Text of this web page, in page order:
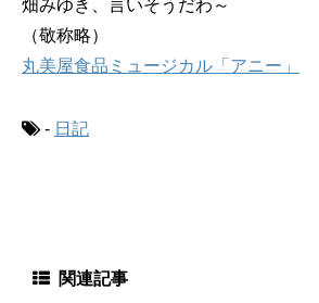
畑みゆき、言いそうだわ～
（敬称略）
丸美屋食品ミュージカル「アニー」
- 日記
関連記事